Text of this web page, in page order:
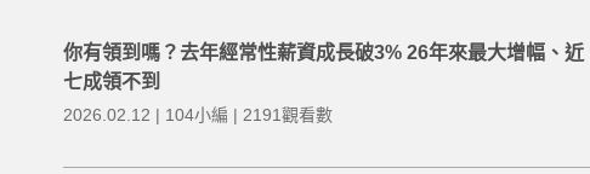
你有領到嗎？去年經常性薪資成長破3% 26年來最大增幅、近
七成領不到
2026.02.12 | 104小編 | 2191觀看數